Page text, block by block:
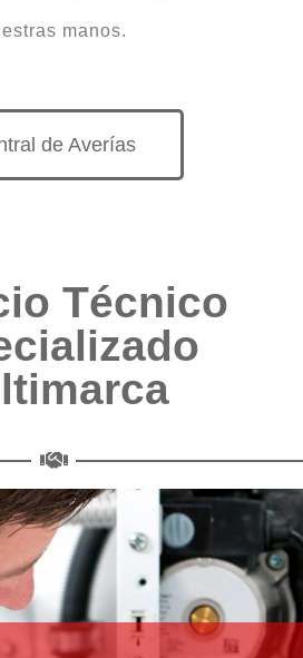
manos.
de Averías
Técnico